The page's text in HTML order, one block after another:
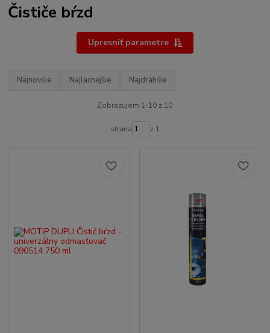
Čističe bŕzd
Upresniť parametre
Najnovšie Najlacnejšie Najdrahšie
Zobrazujem 1-10 z 10
strana z 1